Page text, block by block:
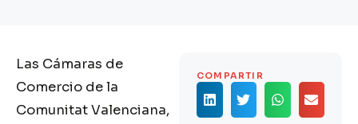
Las Cámaras de
Comercio de la
Comunitat Valenciana,
COMPARTIR